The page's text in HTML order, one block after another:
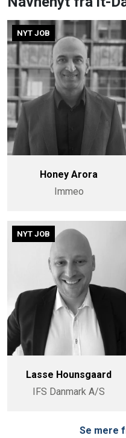
NYT JOB
Honey Arora
Immeo
NYT JOB
Lasse Hounsgaard
IFS Danmark A/S
Se mere